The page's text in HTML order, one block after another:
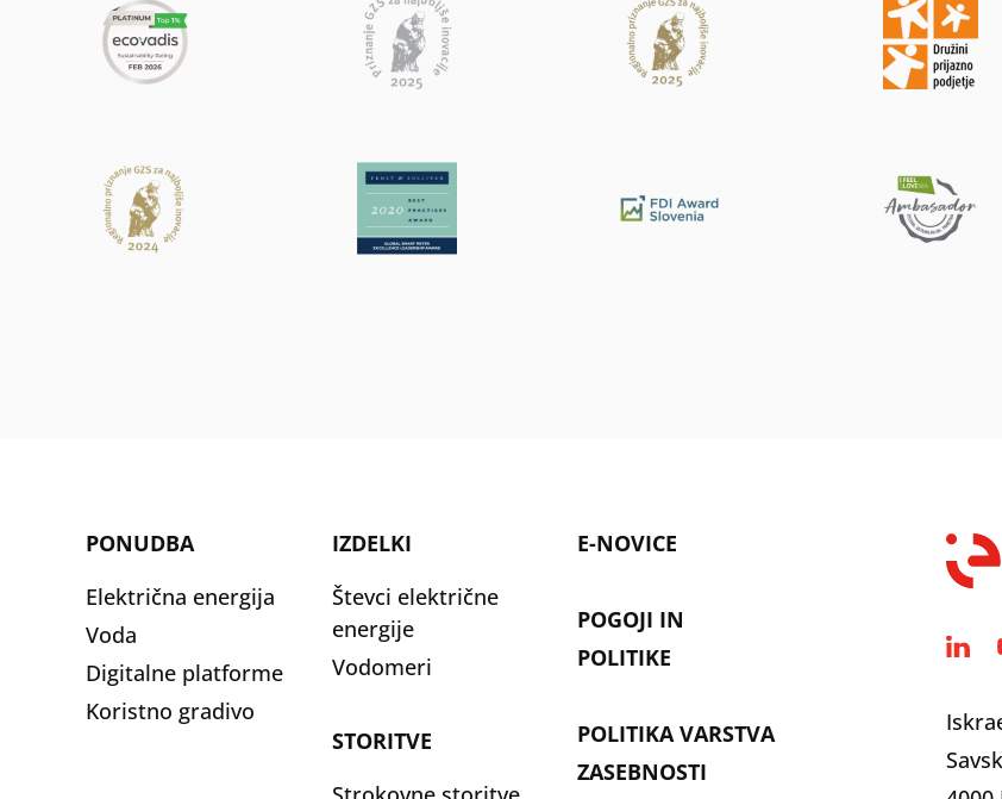
PONUDBA
Električna energija
Voda
Digitalne platforme
Koristno gradivo
IZDELKI
Števci električne
energije
Vodomeri
STORITVE
E-NOVICE
POGOJI IN
POLITIKE
POLITIKA VARSTVA
ZASEBNOSTI